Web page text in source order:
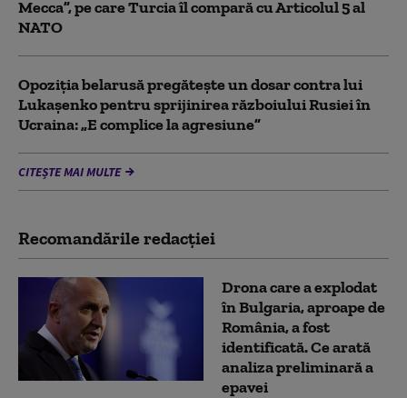
Mecca”, pe care Turcia îl compară cu Articolul 5 al
NATO
Opoziția belarusă pregătește un dosar contra lui
Lukașenko pentru sprijinirea războiului Rusiei în
Ucraina: „E complice la agresiune”
CITEȘTE MAI MULTE
Recomandările redacţiei
Drona care a explodat
în Bulgaria, aproape de
România, a fost
identificată. Ce arată
analiza preliminară a
epavei